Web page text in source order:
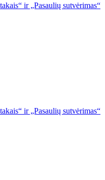
ir „Pasaulių sutvėrimas“
ir „Pasaulių sutvėrimas“